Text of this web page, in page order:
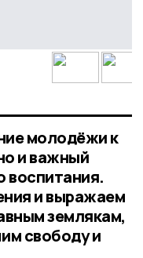
молодёжи к
и важный
воспитания.
и выражаем
землякам,
свободу и